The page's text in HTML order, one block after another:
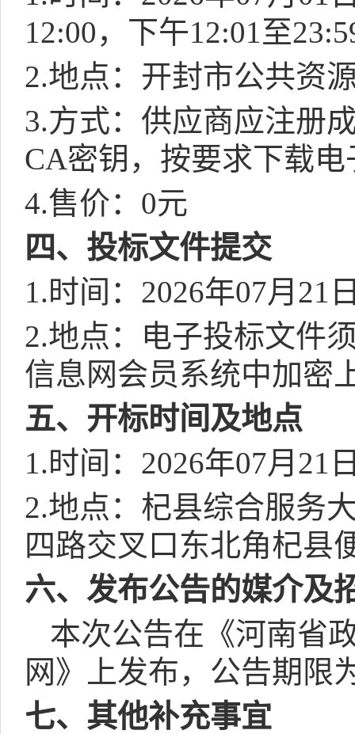
12:00，下午12:01至
2.地点：开封市公共资
3.方式：供应商应注册
CA密钥，按要求下载
4.售价： 0元
四、投标文件提交
1.时间： 2026年07月 21
2.地点：电子投标文件
信息网会员系统中加密
五、开标时间及地点
1.时间： 2026年07月 21
2.地点：杞县综合服务
四路交叉口东北角杞县
六、发布公告的媒介及
本次公告在《河南省
网》上发布，公告期限
七、其他补充事宜